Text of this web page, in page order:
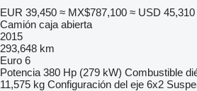
EUR 39,450 ≈ MX$787,100 ≈ USD 45,310
Camión caja abierta
2015
293,648 km
Euro 6
Potencia 380 Hp (279 kW) Combustible
11,575 kg Configuración del eje 6x2